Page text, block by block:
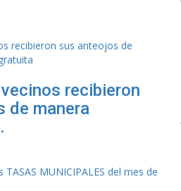
recibieron
de manera